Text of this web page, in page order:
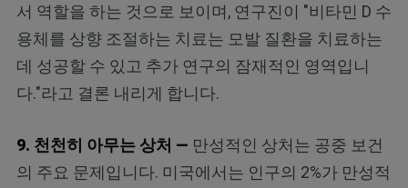
서 역할을 하는 것으로 보이며, 연구진이 "비타민 D 수
용체를 상향 조절하는 치료는 모발 질환을 치료하는
데 성공할 수 있고 추가 연구의 잠재적인 영역입니
다."라고 결론 내리게 합니다.
9. 천천히 아무는 상처 — 만성적인 상처는 공중 보건
의 주요 문제입니다. 미국에서는 인구의 2%가 만성적